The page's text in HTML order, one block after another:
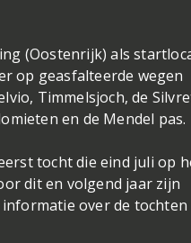
(Oostenrijk) als
op geasfalteerde wegen
Timmelsjoch, de
en de Mendel pas.
tocht die eind juli op
dit en volgend jaar zijn
over de tochten